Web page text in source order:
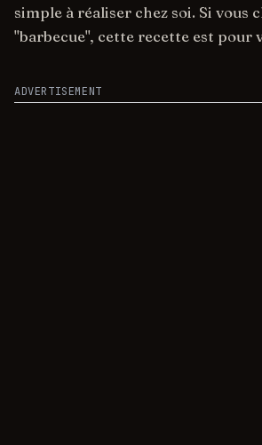
simple à réaliser chez soi. Si vous
"barbecue", cette recette est pour
ADVERTISEMENT